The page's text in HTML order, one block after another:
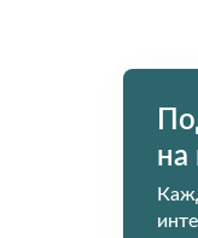
на